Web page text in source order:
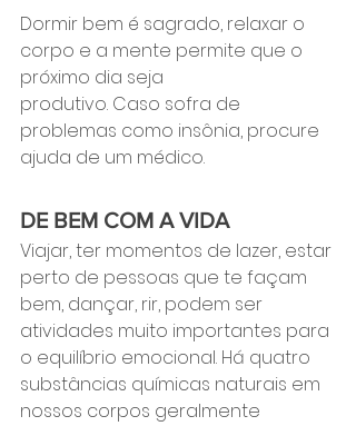
Dormir bem é sagrado, relaxar o
corpo e a mente permite que o
próximo dia seja
produtivo. Caso sofra de
problemas como insônia, procure
ajuda de um médico.
DE BEM COM A VIDA
Viajar, ter momentos de lazer, estar
perto de pessoas que te façam
bem, dançar, rir, podem ser
atividades muito importantes para
o equilíbrio emocional. Há quatro
substâncias químicas naturais em
nossos corpos geralmente